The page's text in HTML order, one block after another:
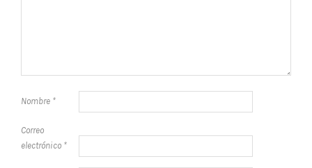
Nombre *
Correo
electrónico *